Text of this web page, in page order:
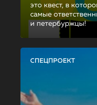
это квест, в
самые
и петербуржцы!
СПЕЦПРОЕКТ